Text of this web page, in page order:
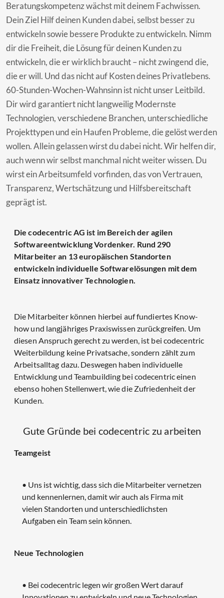
Beratungskompetenz wächst mit deinem Fachwissen.
Dein Ziel Hilf deinen Kunden dabei, selbst besser zu
entwickeln sowie bessere Produkte zu entwickeln. Nimm
dir die Freiheit, die Lösung für deinen Kunden zu
entwickeln, die er wirklich braucht – nicht zwingend die,
die er will. Und das nicht auf Kosten deines Privatlebens.
60-Stunden-Wochen-Wahnsinn ist nicht unser Leitbild.
Dir wird garantiert nicht langweilig Modernste
Technologien, verschiedene Branchen, unterschiedliche
Projekttypen und ein Haufen Probleme, die gelöst werden
wollen. Allein gelassen wirst du dabei nicht. Wir helfen dir,
auch wenn wir selbst manchmal nicht weiter wissen. Du
wirst ein Arbeitsumfeld vorfinden, das von Vertrauen,
Transparenz, Wertschätzung und Hilfsbereitschaft
geprägt ist.
Die codecentric AG ist im Bereich der agilen
Softwareentwicklung Vordenker. Rund 290
Mitarbeiter an 13 europäischen Standorten
entwickeln individuelle Softwarelösungen mit dem
Einsatz innovativer Technologien.
Die Mitarbeiter können hierbei auf fundiertes Know-
how und langjähriges Praxiswissen zurückgreifen. Um
diesen Anspruch gerecht zu werden, ist bei codecentric
Weiterbildung keine Privatsache, sondern zählt zum
Arbeitsalltag dazu. Deswegen haben individuelle
Entwicklung und Teambuilding bei codecentric einen
ebenso hohen Stellenwert, wie die Zufriedenheit der
Kunden.
Gute Gründe bei codecentric zu arbeiten
Teamgeist
• Uns ist wichtig, dass sich die Mitarbeiter vernetzen
und kennenlernen, damit wir auch als Firma mit
vielen Standorten und unterschiedlichsten
Aufgaben ein Team sein können.
Neue Technologien
• Bei codecentric legen wir großen Wert darauf